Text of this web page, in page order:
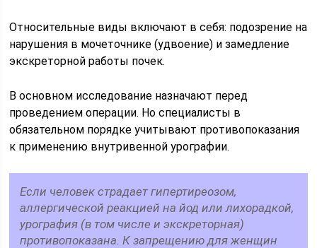
Относительные виды включают в себя: подозрение на
нарушения в мочеточнике (удвоение) и замедление
экскреторной работы почек.
В основном исследование назначают перед
проведением операции. Но специалисты в
обязательном порядке учитывают противопоказания
к применению внутривенной урографии.
Если человек страдает гипертиреозом,
аллергической реакцией на йод или лихорадкой,
урография (в том числе и экскреторная)
противопоказана. К запрещению для женщин